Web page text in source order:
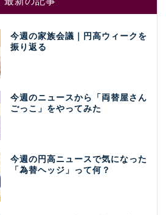
今週の家族会議｜円高ウィークを
振り返る
今週のニュースから「両替屋さん
ごっこ」をやってみた
今週の円高ニュースで気になった
「為替ヘッジ」って何？